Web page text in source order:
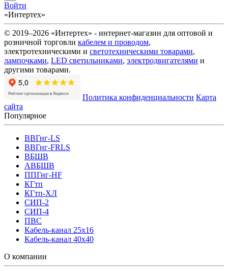
Войти
«Интертех»
© 2019–2026 «Интертех» - интернет-магазин для оптовой и
розничной торговли кабелем и проводом,
электротехническими и светотехническими товарами,
лампочками, LED светильниками, электродвигателями и
другими товарами.
Политика конфиденциальности Карта
сайта
Популярное
ВВГнг-LS
ВВГнг-FRLS
ВБШВ
АВБШВ
ППГнг-HF
КГтп
КГтп-ХЛ
СИП-2
СИП-4
ПВС
Кабель-канал 25х16
Кабель-канал 40х40
О компании